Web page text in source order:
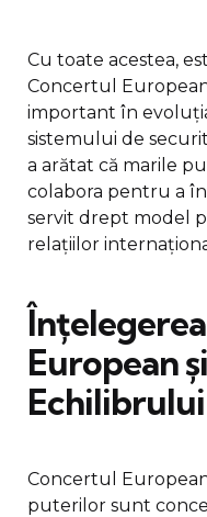
Cu toate acestea,
Concertul
important în
sistemului de
a arătat că marile
colabora pentru a
servit drept model
relațiilor
European
Concertul
puterilor sunt